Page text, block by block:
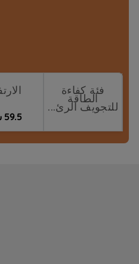
فئة كفاءة
الطاقة
للتجويف الرئ...
59.5 سم